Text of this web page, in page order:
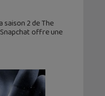
saison 2 de The
offre une